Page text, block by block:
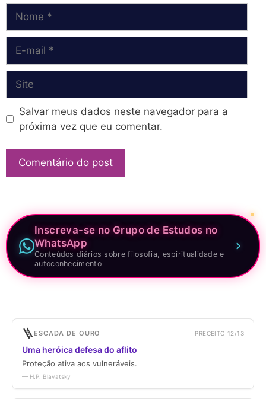
mail
Salvar meus dados neste navegador para a
próxima vez que eu comentar.
Inscreva-se no Grupo de Estudos no
WhatsApp
Conteúdos diários sobre filosofia, espiritualidade e
autoconhecimento